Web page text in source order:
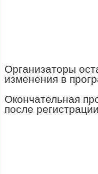
Организаторы
изменения в
Окончательная
после